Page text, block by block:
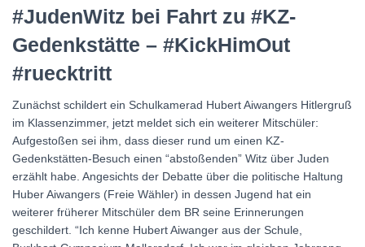
#JudenWitz bei Fahrt zu #KZ-
Gedenkstätte – #KickHimOut
#ruecktritt
Zunächst schildert ein Schulkamerad Hubert Aiwangers Hitlergruß
im Klassenzimmer, jetzt meldet sich ein weiterer Mitschüler:
Aufgestoßen sei ihm, dass dieser rund um einen KZ-
Gedenkstätten-Besuch einen “abstoßenden” Witz über Juden
erzählt habe. Angesichts der Debatte über die politische Haltung
Huber Aiwangers (Freie Wähler) in dessen Jugend hat ein
weiterer früherer Mitschüler dem BR seine Erinnerungen
geschildert. “Ich kenne Hubert Aiwanger aus der Schule,